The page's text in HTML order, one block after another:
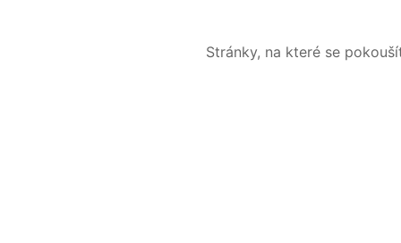
Stránky, na které se